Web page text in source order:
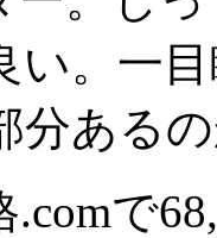
い。一
分ある
.comで